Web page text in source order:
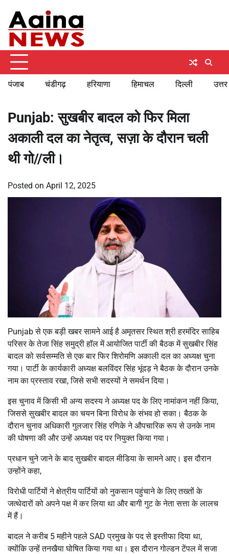
content
पंजाब चंडीगढ़ हरियाणा हिमाचल दिल्ली
Punjab: सुखबीर बादल को फिर मिला
अकाली दल का नेतृत्व, सज़ा के दौरान चली
थी गो//ली।
Posted on April 12, 2025
Punjab से एक बड़ी खबर सामने आई है अमृतसर स्थित श्री हरमंदिर साहिब
परिसर के तेजा सिंह समुद्री हॉल में आयोजित पार्टी की बैठक में सुखबीर सिंह
बादल को सर्वसम्मति से एक बार फिर शिरोमणि अकाली दल का अध्यक्ष चुना
गया। पार्टी के कार्यकारी अध्यक्ष बलविंदर सिंह भूंदड़ ने बैठक के दौरान उनके
नाम का प्रस्ताव रखा, जिसे सभी सदस्यों ने समर्थन दिया।
इस चुनाव में किसी भी अन्य सदस्य ने अध्यक्ष पद के लिए नामांकन नहीं किया,
जिससे सुखबीर बादल का चयन बिना विरोध के संभव हो सका। बैठक के
दौरान चुनाव अधिकारी गुलजार सिंह रणिके ने औपचारिक रूप से उनके नाम
की घोषणा की और उन्हें अध्यक्ष पद पर नियुक्त किया गया।
प्रधान चुने जाने के बाद सुखबीर बादल मीडिया के सामने आए। इस दौरान
उन्होंने कहा,
विरोधी पार्टियों ने क्षेत्रीय पार्टियों को नुकसान पहुंचाने के लिए तख्तों के
जत्थेदारों को अपने पक्ष में कर लिया था और बागी गुट के नेता सत्ता के लालच
में हैं।
बादल ने करीब 5 महीने पहले SAD प्रमुख के पद से इस्तीफा दिया था,
क्योंकि उन्हें तनखैया घोषित किया गया था। इस दौरान गोल्डन टेंपल में सजा